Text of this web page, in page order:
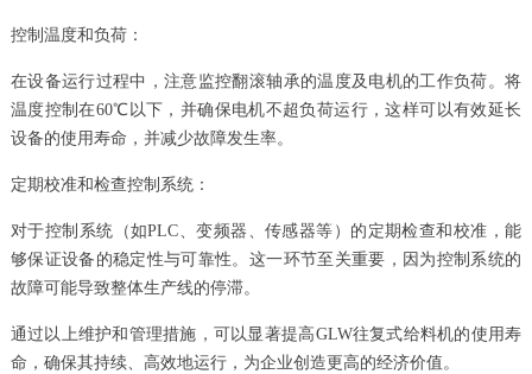
控制温度和负荷：
在设备运行过程中，注意监控翻滚轴承的温度及电机的工作负荷。将
温度控制在60℃以下，并确保电机不超负荷运行，这样可以有效延长
设备的使用寿命，并减少故障发生率。
定期校准和检查控制系统：
对于控制系统（如PLC、变频器、传感器等）的定期检查和校准，能
够保证设备的稳定性与可靠性。这一环节至关重要，因为控制系统的
故障可能导致整体生产线的停滞。
通过以上维护和管理措施，可以显著提高GLW往复式给料机的使用寿
命，确保其持续、高效地运行，为企业创造更高的经济价值。